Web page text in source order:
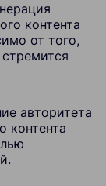
контента
от того,
авторитета
контента